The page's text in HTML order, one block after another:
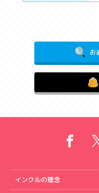
お
インクルの理念